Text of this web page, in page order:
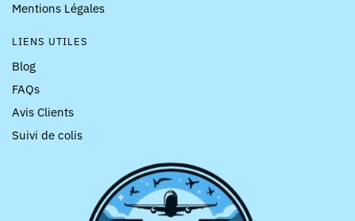
Mentions Légales
LIENS UTILES
Blog
FAQs
Avis Clients
Suivi de colis